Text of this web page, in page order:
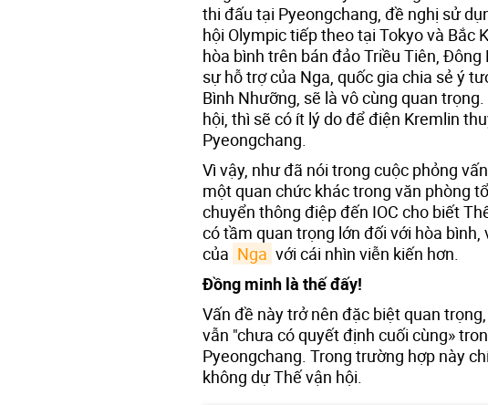
thi đấu tại Pyeongchang, đề nghị sử
hội Olympic tiếp theo tại Tokyo và Bắc
hòa bình trên bán đảo Triều Tiên,
sự hỗ trợ của Nga, quốc gia chia sẻ ý
Bình Nhưỡng, sẽ là vô cùng quan
hội, thì sẽ có ít lý do để điện Kremlin
Pyeongchang.
Vì vậy, như đã nói trong cuộc phỏng
một quan chức khác trong văn phòng
chuyển thông điệp đến IOC cho biết
có tầm quan trọng lớn đối với hòa
của Nga với cái nhìn viễn kiến hơn.
Đồng minh là thế đấy!
Vấn đề này trở nên đặc biệt quan
vẫn "chưa có quyết định cuối cùng»
Pyeongchang. Trong trường hợp này
không dự Thế vận hội.